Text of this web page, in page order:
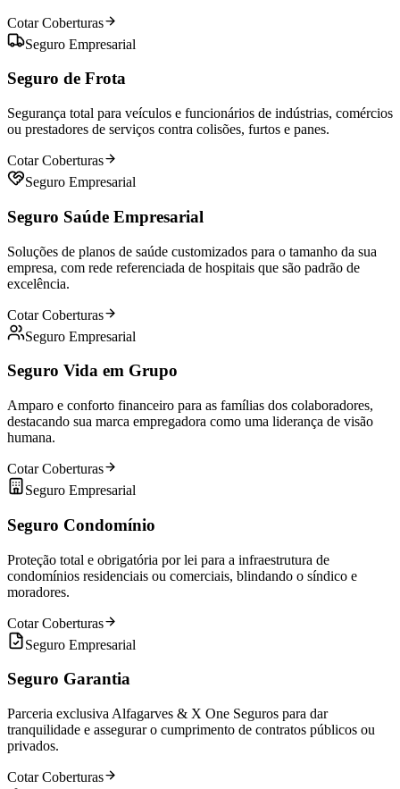
Cotar Coberturas
Seguro Empresarial
Seguro de Frota
Segurança total para veículos e funcionários de indústrias, comércios
ou prestadores de serviços contra colisões, furtos e panes.
Cotar Coberturas
Seguro Empresarial
Seguro Saúde Empresarial
Soluções de planos de saúde customizados para o tamanho da sua
empresa, com rede referenciada de hospitais que são padrão de
excelência.
Cotar Coberturas
Seguro Empresarial
Seguro Vida em Grupo
Amparo e conforto financeiro para as famílias dos colaboradores,
destacando sua marca empregadora como uma liderança de visão
humana.
Cotar Coberturas
Seguro Empresarial
Seguro Condomínio
Proteção total e obrigatória por lei para a infraestrutura de
condomínios residenciais ou comerciais, blindando o síndico e
moradores.
Cotar Coberturas
Seguro Empresarial
Seguro Garantia
Parceria exclusiva Alfagarves & X One Seguros para dar
tranquilidade e assegurar o cumprimento de contratos públicos ou
privados.
Cotar Coberturas